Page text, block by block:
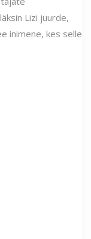
Lizi juurde,
inimene, kes selle